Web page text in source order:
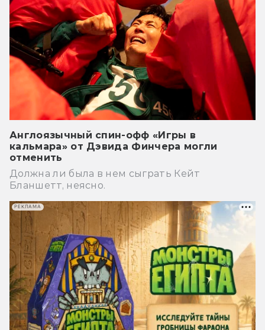
Англоязычный спин-офф «Игры в
кальмара» от Дэвида Финчера могли
отменить
Должна ли была в нем сыграть Кейт
Бланшетт, неясно.
РЕКЛАМА